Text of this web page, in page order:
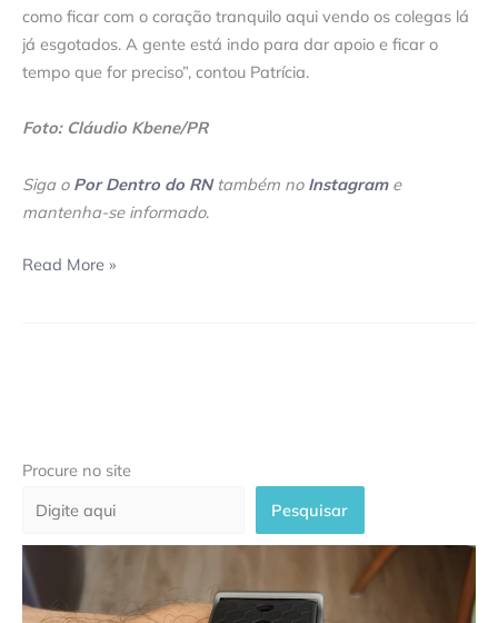
como ficar com o coração tranquilo aqui vendo os colegas lá
já esgotados. A gente está indo para dar apoio e ficar o
tempo que for preciso”, contou Patrícia.
Foto: Cláudio Kbene/PR
Siga o Por Dentro do RNtambém no Instagrame
mantenha-se informado.
Read More »
Procure no site
Pesquisar